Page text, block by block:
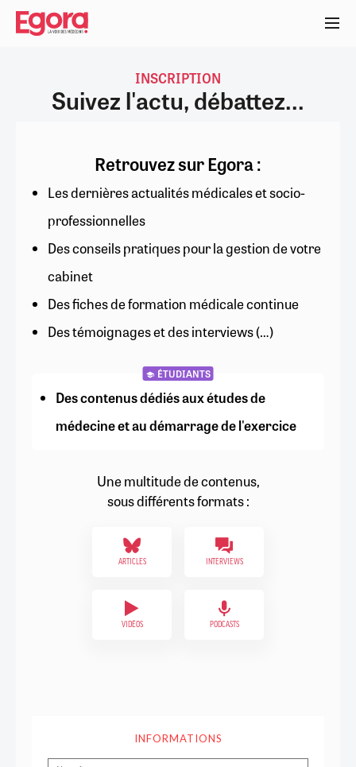
Aller
contenu
INSCRIPTION
Suivez l'actu, débattez...
Retrouvez sur Egora :
Les dernières actualités médicales et socio-
professionnelles
Des conseils pratiques pour la gestion de votre
cabinet
Des fiches de formation médicale continue
Des témoignages et des interviews (…)
ÉTUDIANTS
Des contenus dédiés aux études de
médecine et au démarrage de l'exercice
Une multitude de contenus,
sous différents formats :
ARTICLES INTERVIEWS
VIDÉOS PODCASTS